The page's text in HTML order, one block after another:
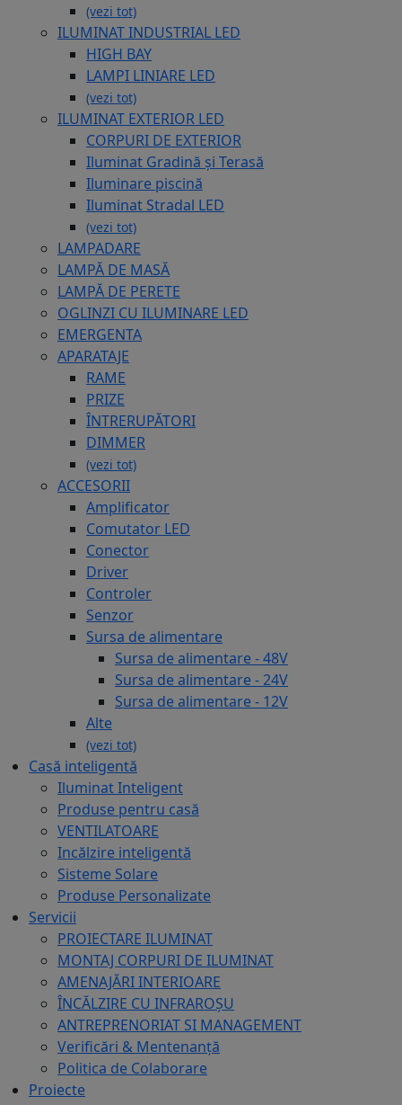
(vezi tot)
ILUMINAT INDUSTRIAL LED
HIGH BAY
LAMPI LINIARE LED
(vezi tot)
ILUMINAT EXTERIOR LED
CORPURI DE EXTERIOR
Iluminat Gradină și Terasă
Iluminare piscină
Iluminat Stradal LED
(vezi tot)
LAMPADARE
LAMPĂ DE MASĂ
LAMPĂ DE PERETE
OGLINZI CU ILUMINARE LED
EMERGENTA
APARATAJE
RAME
PRIZE
ÎNTRERUPĂTORI
DIMMER
(vezi tot)
ACCESORII
Amplificator
Comutator LED
Conector
Driver
Controler
Senzor
Sursa de alimentare
Sursa de alimentare - 48V
Sursa de alimentare - 24V
Sursa de alimentare - 12V
Alte
(vezi tot)
Casă inteligentă
Iluminat Inteligent
Produse pentru casă
VENTILATOARE
Incălzire inteligentă
Sisteme Solare
Produse Personalizate
Servicii
PROIECTARE ILUMINAT
MONTAJ CORPURI DE ILUMINAT
AMENAJĂRI INTERIOARE
ÎNCĂLZIRE CU INFRAROȘU
ANTREPRENORIAT SI MANAGEMENT
Verificări & Mentenanță
Politica de Colaborare
Proiecte